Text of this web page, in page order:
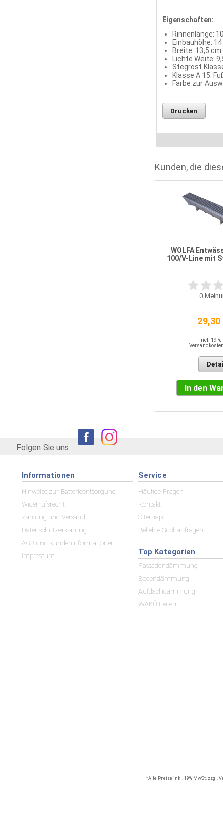
Eigenschaften:
Rinnenlänge:
Einbauhöhe:
Breite: 13,5 cm
Lichte Weite:
Stegrost
Klasse A 15:
Farbe zur
Drucken
Kunden, die
WOLFA
100/V-Line mit
0
29,30
incl. 19 %
In den
Folgen Sie uns
Informationen
Hinweise zur Batterieentsorgung
Widerrufsrecht
Zahlung und Versand
Datenschutzerklärung
AGB und Kundeninformationen
Impressum
Service
Häufige Fragen
Kontakt
Sitemap
Beliebte Suchanfragen
Top Kategorien
Fassadendämmung
Bodendämmung
Aufdachdämmung
WAKÜ Leitern
*Alle Preise inkl. 19% MwSt. zzgl.